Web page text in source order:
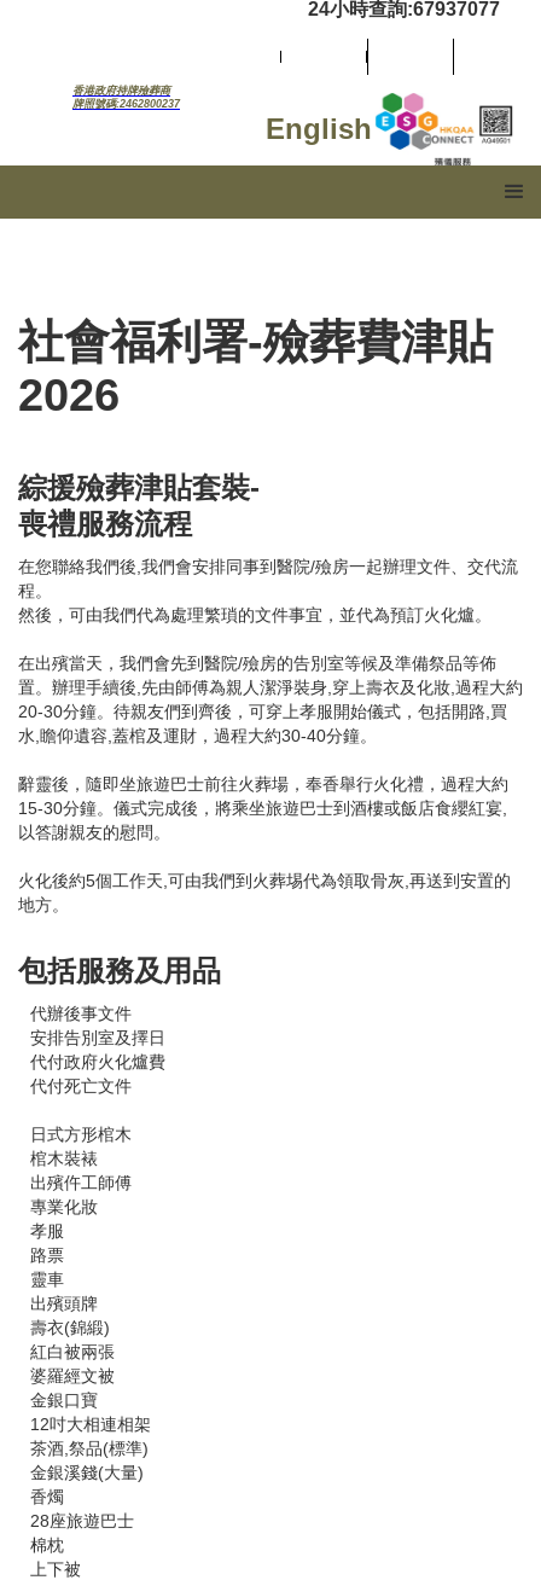
香港政府持牌殮葬商
牌照號碼:2462800237
24小時查詢:67937077
English
社會福利署-殮葬費津貼
2026
綜援殮葬津貼套裝-
喪禮服務流程
在您聯絡我們後,我們會安排同事到醫院/殮房一起辦理文件、交代流
程。
然後，可由我們代為處理繁瑣的文件事宜，並代為預訂火化爐。
在出殯當天，我們會先到醫院/殮房的告別室等候及準備祭品等佈
置。辦理手續後,先由師傅為親人潔淨裝身,穿上壽衣及化妝,過程大約
20-30分鐘。待親友們到齊後，可穿上孝服開始儀式，包括開路,買
水,瞻仰遺容,蓋棺及運財，過程大約30-40分鐘。
辭靈後，隨即坐旅遊巴士前往火葬場，奉香舉行火化禮，過程大約
15-30分鐘。儀式完成後，將乘坐旅遊巴士到酒樓或飯店食纓紅宴,
以答謝親友的慰問。
火化後約5個工作天,可由我們到火葬埸代為領取骨灰,再送到安置的
地方。
包括服務及用品
代辦後事文件
安排告別室及擇日
代付政府火化爐費
代付死亡文件
日式方形棺木
棺木裝裱
出殯仵工師傅
專業化妝
孝服
路票
靈車
出殯頭牌
壽衣(錦緞)
紅白被兩張
婆羅經文被
金銀口寶
12吋大相連相架
茶酒,祭品(標準)
金銀溪錢(大量)
香燭
28座旅遊巴士
棉枕
上下被